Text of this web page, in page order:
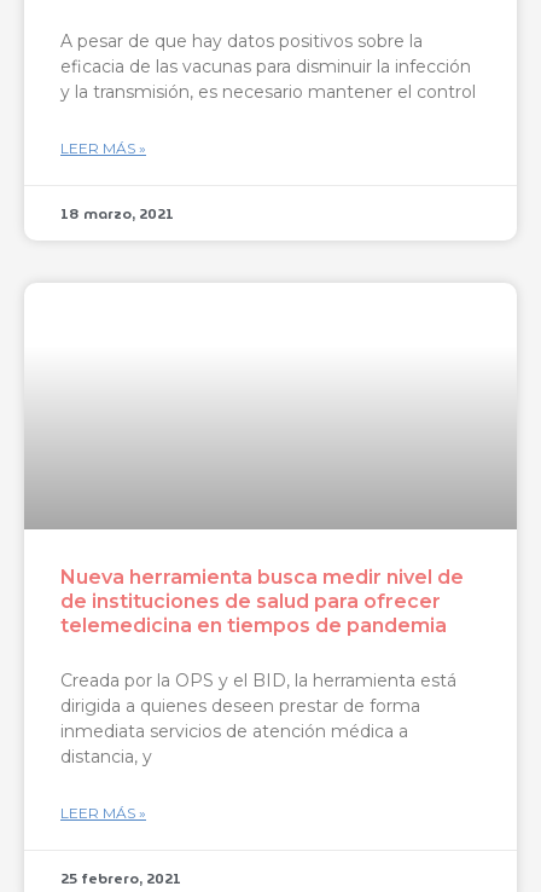
A pesar de que hay datos positivos sobre la
eficacia de las vacunas para disminuir la infección
y la transmisión, es necesario mantener el control
LEER MÁS »
18 marzo, 2021
Nueva herramienta busca medir nivel de
de instituciones de salud para ofrecer
telemedicina en tiempos de pandemia
Creada por la OPS y el BID, la herramienta está
dirigida a quienes deseen prestar de forma
inmediata servicios de atención médica a
distancia, y
LEER MÁS »
25 febrero, 2021